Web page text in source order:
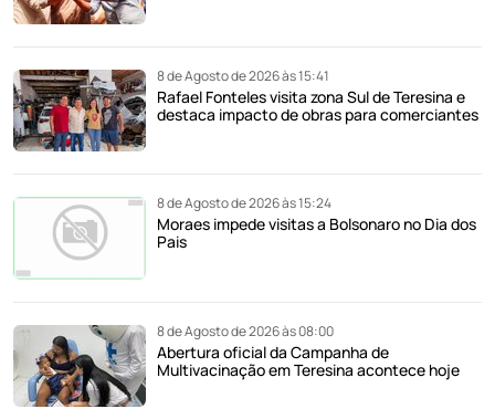
8 de Agosto de 2026 às 15:41
Rafael Fonteles visita zona Sul de Teresina e
destaca impacto de obras para comerciantes
8 de Agosto de 2026 às 15:24
Moraes impede visitas a Bolsonaro no Dia dos
Pais
8 de Agosto de 2026 às 08:00
Abertura oficial da Campanha de
Multivacinação em Teresina acontece hoje